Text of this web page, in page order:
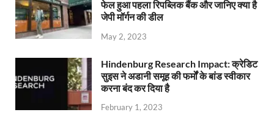
फेल हुआ पहला रिपब्लिक बैंक और जानिए क्या है
जेपी मॉर्गन की डील
May 2, 2023
Hindenburg Research Impact: क्रेडिट
सुइस ने अडानी समूह की फर्मों के बांड स्वीकार
करना बंद कर दिया है
February 1, 2023